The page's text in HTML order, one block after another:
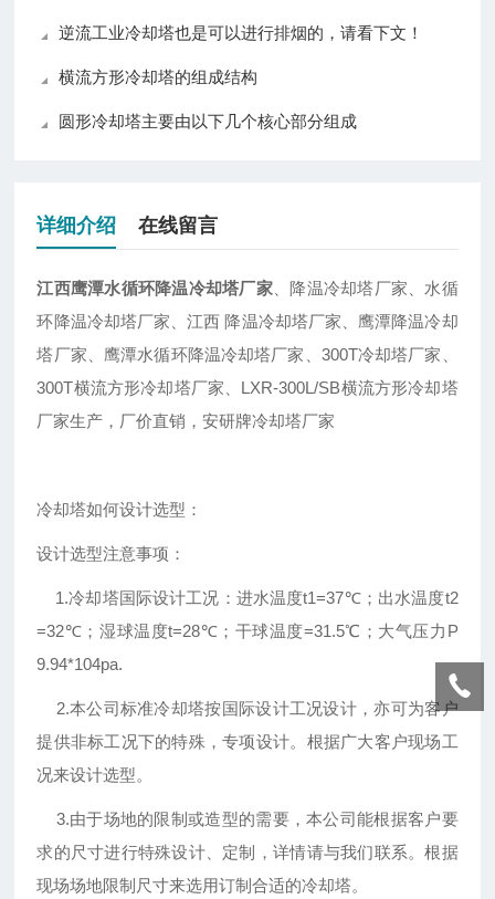
逆流工业冷却塔也是可以进行排烟的，请看下文！
横流方形冷却塔的组成结构
圆形冷却塔主要由以下几个核心部分组成
详细介绍 在线留言
江西鹰潭水循环降温冷却塔厂家 、降温冷却塔厂家、水循
环降温冷却塔厂家、江西 降温冷却塔厂家、鹰潭降温冷却
塔厂家、鹰潭水循环降温冷却塔厂家、300T冷却塔厂家、
300T横流方形冷却塔厂家、LXR-300L/SB横流方形冷却塔
厂家生产，厂价直销，安研牌冷却塔厂家
冷却塔如何设计选型：
设计选型注意事项：
1.冷却塔国际设计工况：进水温度t1=37℃；出水温度t2
=32℃；湿球温度t=28℃；干球温度=31.5℃；大气压力P
9.94*104pa.
2.本公司标准冷却塔按国际设计工况设计，亦可为客户
提供非标工况下的特殊，专项设计。根据广大客户现场工
况来设计选型。
3.由于场地的限制或造型的需要，本公司能根据客户要
求的尺寸进行特殊设计、定制，详情请与我们联系。根据
现场场地限制尺寸来选用订制合适的冷却塔。